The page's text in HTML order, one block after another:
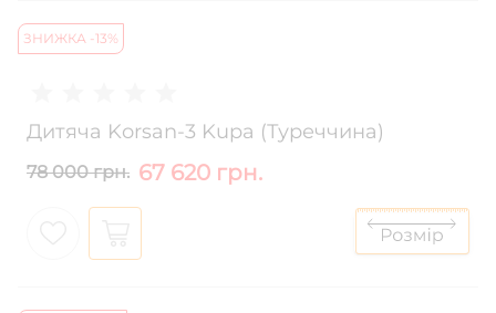
ЗНИЖКА -13%
Дитяча Korsan-3 Kupa (Туреччина)
78 000 грн. 67 620 грн.